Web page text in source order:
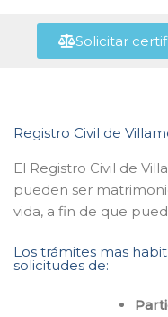
Solicitar
Registro Civil de
El Registro Civil de
pueden ser
vida, a fin de que
Los trámites mas
solicitudes de: